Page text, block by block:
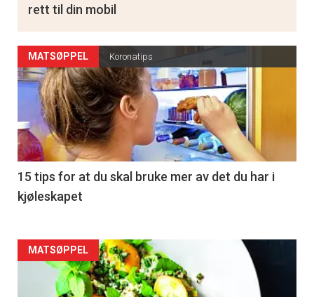
MATSØPPEL Koronatips
15 tips for at du skal bruke mer av det du har i
kjøleskapet
MATSØPPEL
rett til din mobil